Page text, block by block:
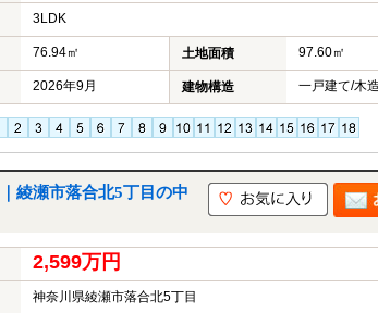
3LDK
76.94㎡ 土地面積 97.60㎡
2026年9月 建物構造 一戸建て/木造
綾瀬市落合北5丁目の中
2,599万円
神奈川県綾瀬市落合北5丁目